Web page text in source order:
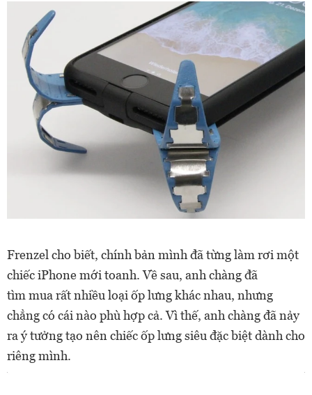
Frenzel cho biết, chính bản mình đã từng làm rơi một
chiếc iPhone mới toanh. Về sau, anh chàng đã
tìmmua rất nhiều loại ốp lưng khác nhau, nhưng
chẳng có cái nào phù hợp cả. Vì thế, anh chàng đã nảy
ra ý tưởng tạo nên chiếc ốp lưng siêu đặc biệt dành cho
riêng mình.